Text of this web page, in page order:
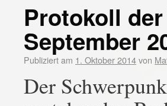
Protokoll
September
Publiziert am 1. Oktober 2014von
Der